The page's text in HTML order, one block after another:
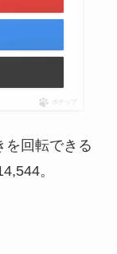
ポチップ
を回転できる
。